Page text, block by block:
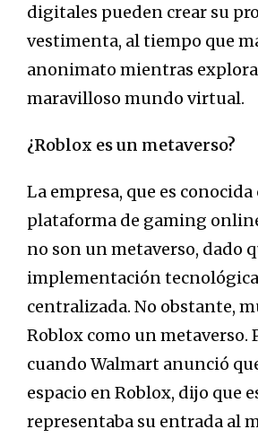
digitales pueden crear su
vestimenta, al tiempo que
anonimato mientras
maravilloso mundo virtual.
¿Roblox es un metaverso?
La empresa, que es
plataforma de gaming
no son un metaverso, dado
implementación tecnológica
centralizada. No obstante,
Roblox como un metaverso.
cuando Walmart anunció
espacio en Roblox, dijo que
representaba su entrada al